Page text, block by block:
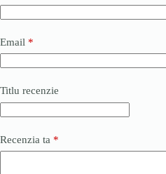
Email *
Titlu recenzie
Recenzia ta *